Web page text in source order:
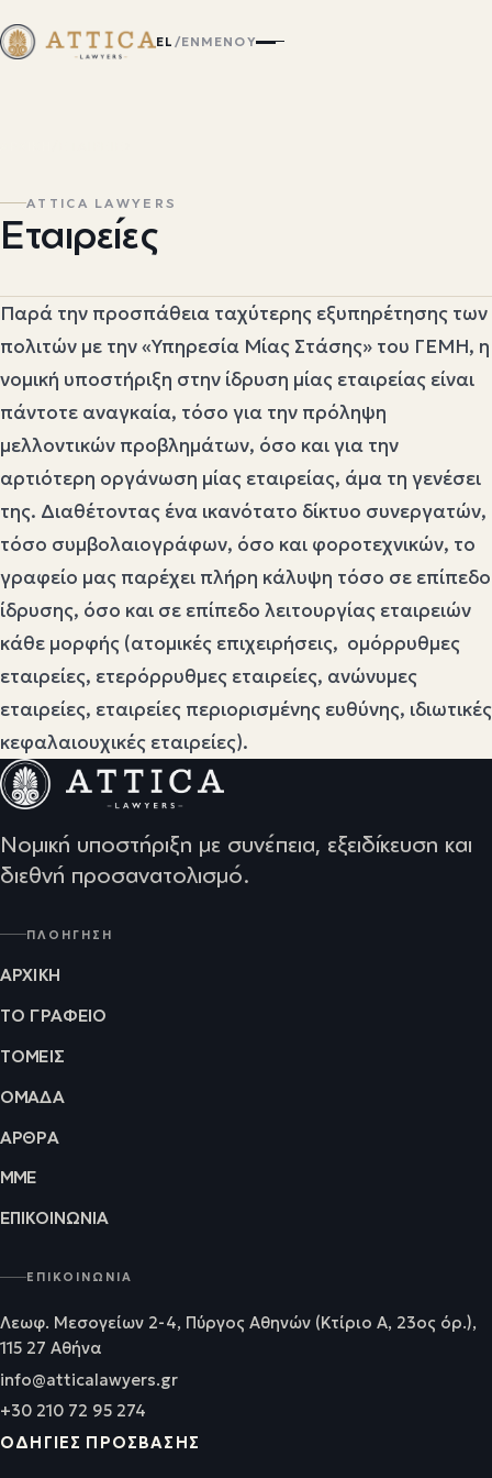
EL /EN ΜΕΝΟΎ
ATTICA LAWYERS
Εταιρείες
Παρά την προσπάθεια ταχύτερης εξυπηρέτησης των
πολιτών με την «Υπηρεσία Μίας Στάσης» του ΓΕΜΗ, η
νομική υποστήριξη στην ίδρυση μίας εταιρείας είναι
πάντοτε αναγκαία, τόσο για την πρόληψη
μελλοντικών προβλημάτων, όσο και για την
αρτιότερη οργάνωση μίας εταιρείας, άμα τη γενέσει
της. Διαθέτοντας ένα ικανότατο δίκτυο συνεργατών,
τόσο συμβολαιογράφων, όσο και φοροτεχνικών, το
γραφείο μας παρέχει πλήρη κάλυψη τόσο σε επίπεδο
ίδρυσης, όσο και σε επίπεδο λειτουργίας εταιρειών
κάθε μορφής (ατομικές επιχειρήσεις, ομόρρυθμες
εταιρείες, ετερόρρυθμες εταιρείες, ανώνυμες
εταιρείες, εταιρείες περιορισμένης ευθύνης, ιδιωτικές
κεφαλαιουχικές εταιρείες).
Νομική υποστήριξη με συνέπεια, εξειδίκευση και
διεθνή προσανατολισμό.
ΠΛΟΉΓΗΣΗ
ΑΡΧΙΚΉ
ΤΟ ΓΡΑΦΕΊΟ
ΤΟΜΕΊΣ
ΟΜΆΔΑ
ΆΡΘΡΑ
ΜΜΕ
ΕΠΙΚΟΙΝΩΝΊΑ
ΕΠΙΚΟΙΝΩΝΊΑ
Λεωφ. Μεσογείων 2-4, Πύργος Αθηνών (Κτίριο Α, 23ος όρ.),
115 27 Αθήνα
info@atticalawyers.gr
+30 210 72 95 274
ΟΔΗΓΊΕΣ ΠΡΌΣΒΑΣΗΣ